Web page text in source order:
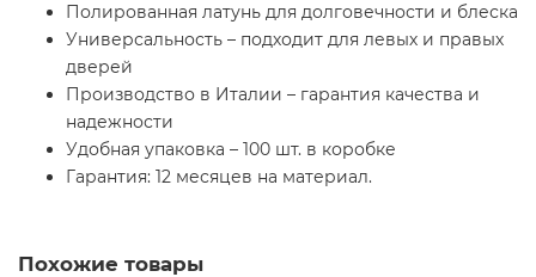
Полированная латунь для долговечности и блеска
Универсальность – подходит для левых и правых
дверей
Производство в Италии – гарантия качества и
надежности
Удобная упаковка – 100 шт. в коробке
Гарантия: 12 месяцев на материал.
Похожие товары